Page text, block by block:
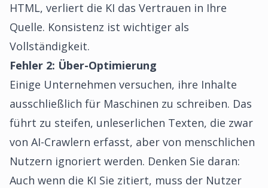
HTML, verliert die KI das Vertrauen in Ihre
Quelle. Konsistenz ist wichtiger als
Vollständigkeit.
Fehler 2: Über-Optimierung
Einige Unternehmen versuchen, ihre Inhalte
ausschließlich für Maschinen zu schreiben. Das
führt zu steifen, unleserlichen Texten, die zwar
von AI-Crawlern erfasst, aber von menschlichen
Nutzern ignoriert werden. Denken Sie daran:
Auch wenn die KI Sie zitiert, muss der Nutzer